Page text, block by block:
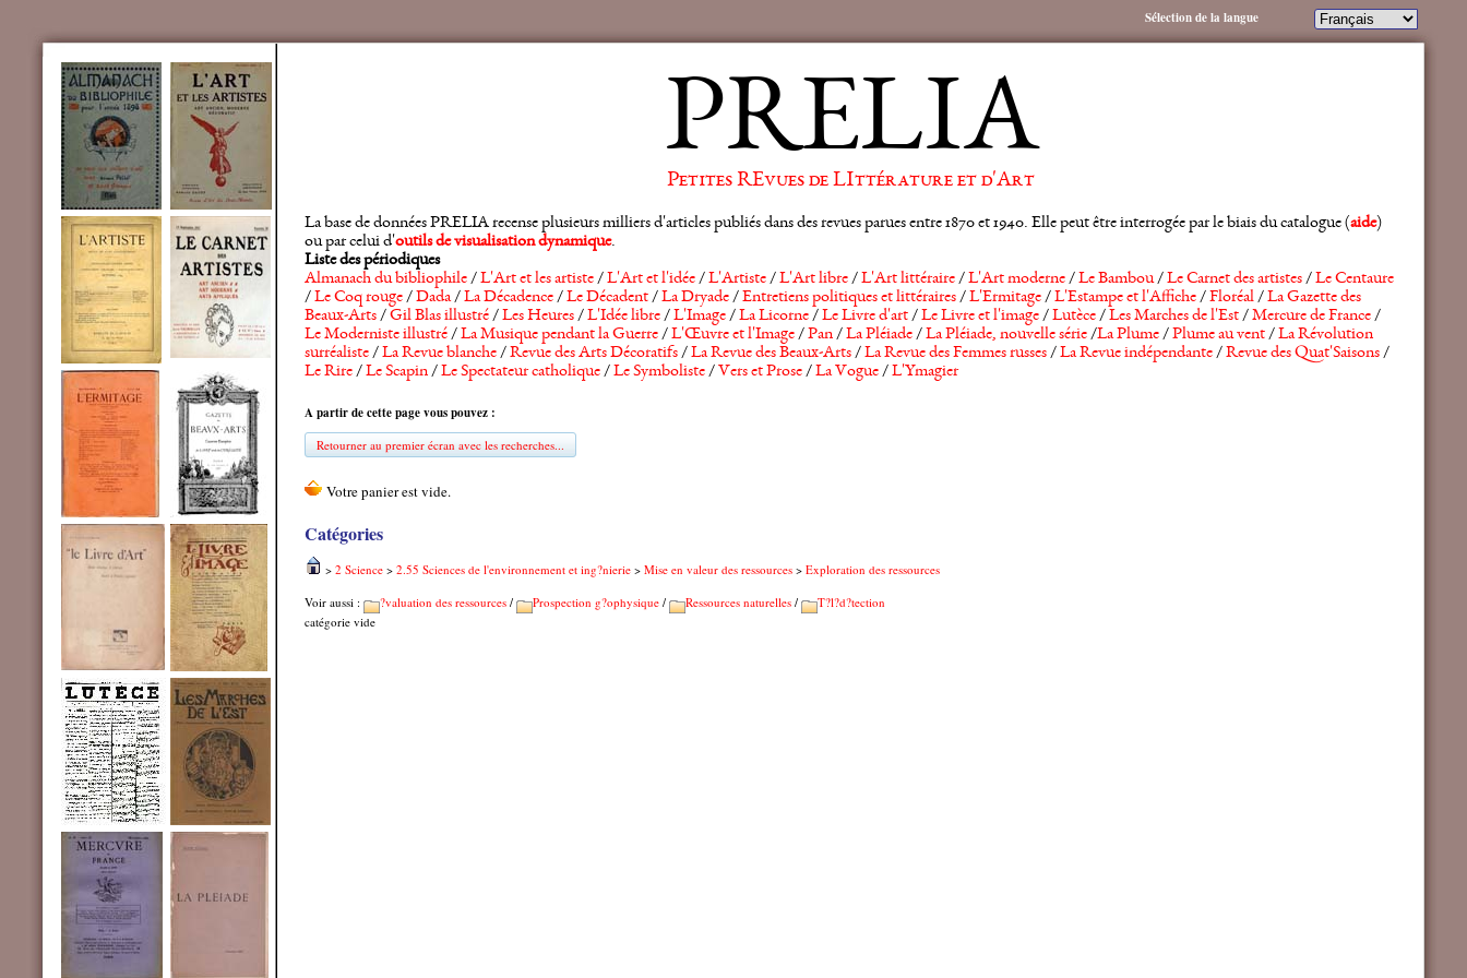
PRELIA
Petites REvues de LIttérature et d'Art
La base de données PRELIA recense plusieurs milliers d'articles publiés dans des revues parues entre 1870 et 1940. Elle peut être interrogée par le biais du catalogue (aide)
ou par celui d'outils de visualisation dynamique.
Liste des périodiques
Almanach du bibliophile/L'Art et les artiste/L'Art et l'idée/L'Artiste/L'Art libre/L'Art littéraire/L'Art moderne/Le Bambou/Le Carnet des artistes/Le Centaure
/Le Coq rouge/Dada/La Décadence/Le Décadent/La Dryade/Entretiens politiques et littéraires/L'Ermitage/L'Estampe et l'Affiche/Floréal/La Gazette des
Beaux-Arts/Gil Blas illustré/Les Heures/L'Idée libre/L'Image/La Licorne/Le Livre d'art/Le Livre et l'image/Lutèce/Les Marches de l'Est/Mercure de France/
Le Moderniste illustré/La Musique pendant la Guerre/L'Œuvre et l'Image/Pan/La Pléiade/La Pléiade, nouvelle série/La Plume/Plume au vent/La Révolution
surréaliste/La Revue blanche/Revue des Arts Décoratifs/La Revue des Beaux-Arts/La Revue des Femmes russes/La Revue indépendante/Revue des Quat'Saisons/
Le Rire/Le Scapin/Le Spectateur catholique/Le Symboliste/ Vers et Prose/La Vogue/L'Ymagier
A partir de cette page vous pouvez :
Retourner au premier écran avec les recherches...
Catégories
> 2 Science > 2.55 Sciences de l'environnement et ing?nierie > Mise en valeur des ressources > Exploration des ressources
Voir aussi :
?valuation des ressources / Prospection g?ophysique / Ressources naturelles /
T?l?d?tection
catégorie vide
Sélection de la langue